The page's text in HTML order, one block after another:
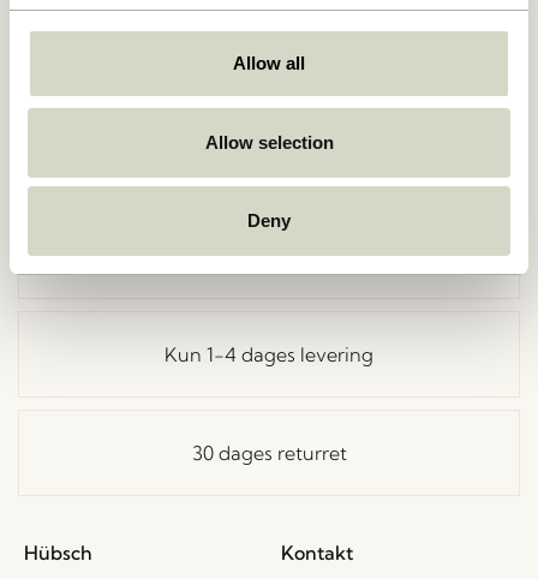
Allow all
Allow selection
Deny
Gå tilbage
Fri fragt ved køb over499 DKK*
Kun 1-4 dages levering
30 dages returret
Hübsch
Kontakt